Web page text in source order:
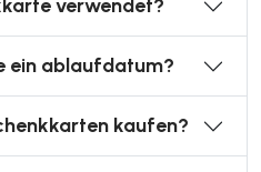
verwendet?
ein ablaufdatum?
kaufen?